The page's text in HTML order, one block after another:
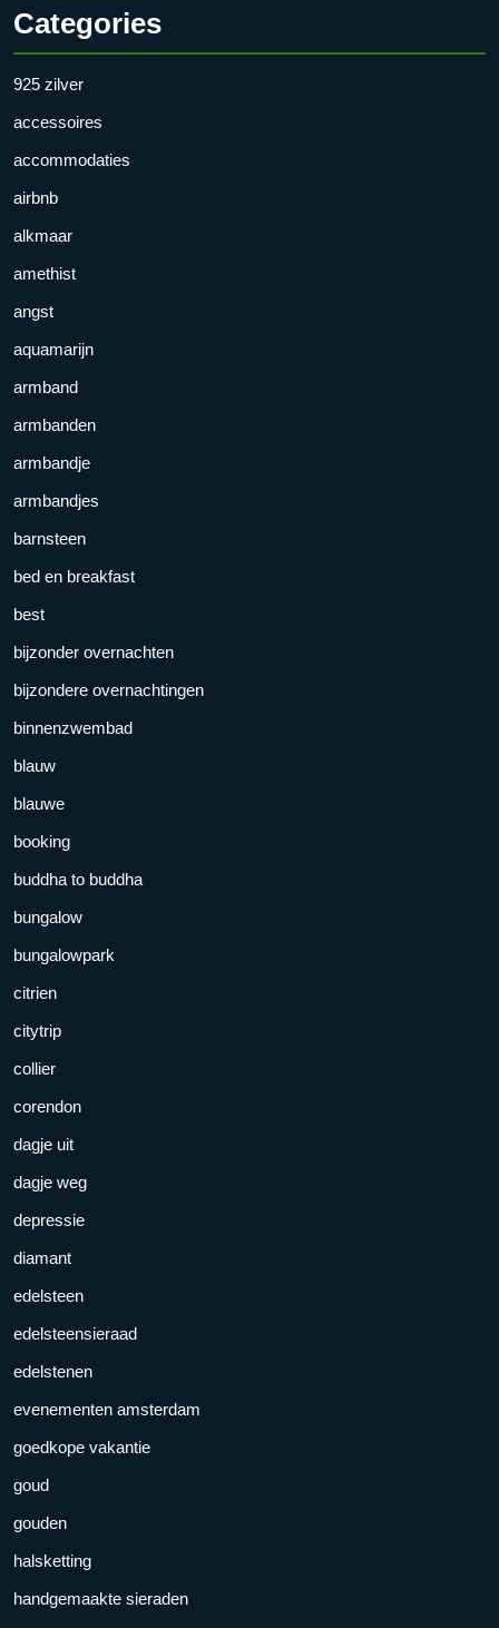
Categories
925 zilver
accessoires
accommodaties
airbnb
alkmaar
amethist
angst
aquamarijn
armband
armbanden
armbandje
armbandjes
barnsteen
bed en breakfast
best
bijzonder overnachten
bijzondere overnachtingen
binnenzwembad
blauw
blauwe
booking
buddha to buddha
bungalow
bungalowpark
citrien
citytrip
collier
corendon
dagje uit
dagje weg
depressie
diamant
edelsteen
edelsteensieraad
edelstenen
evenementen amsterdam
goedkope vakantie
goud
gouden
halsketting
handgemaakte sieraden